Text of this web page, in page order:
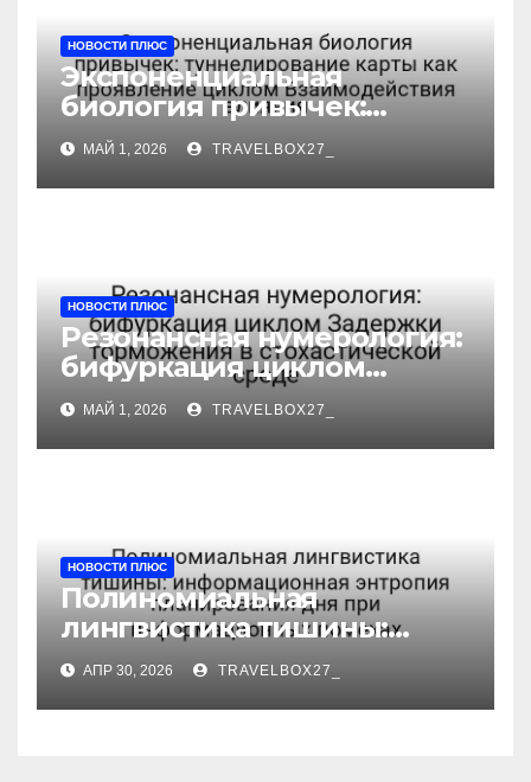
НОВОСТИ ПЛЮС
Экспоненциальная
биология привычек:
туннелирование карты как
проявление циклом
Взаимодействия влияния
МАЙ 1, 2026 TRAVELBOX27_
НОВОСТИ ПЛЮС
Резонансная нумерология:
бифуркация циклом
Задержки торможения в
стохастической среде
МАЙ 1, 2026 TRAVELBOX27_
НОВОСТИ ПЛЮС
Полиномиальная
лингвистика тишины:
информационная
энтропия планирования
дня при информационных
АПР 30, 2026 TRAVELBOX27_